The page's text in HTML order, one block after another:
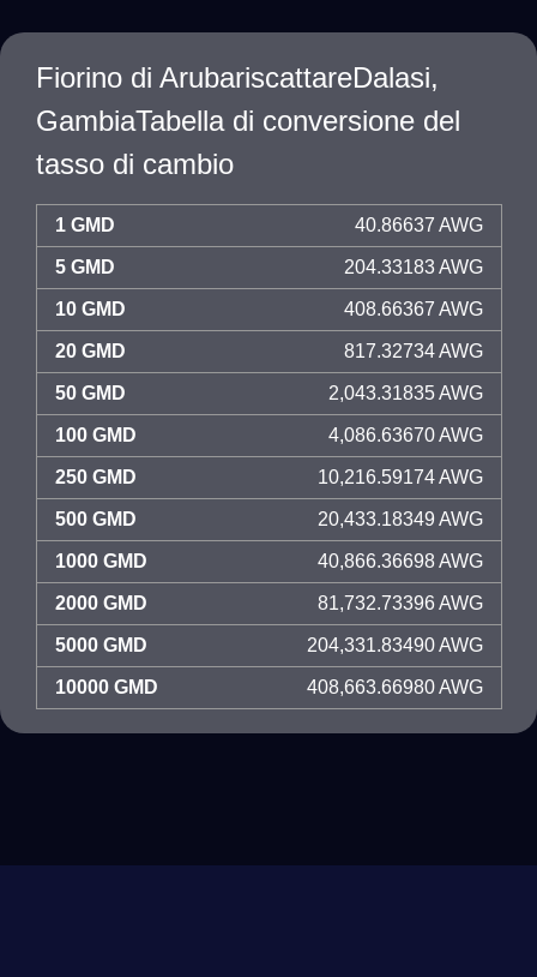
Fiorino di ArubariscattareDalasi,
GambiaTabella di conversione del
tasso di cambio
1 GMD 40.86637 AWG
5 GMD 204.33183 AWG
10 GMD 408.66367 AWG
20 GMD 817.32734 AWG
50 GMD 2,043.31835 AWG
100 GMD 4,086.63670 AWG
250 GMD 10,216.59174 AWG
500 GMD 20,433.18349 AWG
1000 GMD 40,866.36698 AWG
2000 GMD 81,732.73396 AWG
5000 GMD 204,331.83490 AWG
10000 GMD 408,663.66980 AWG